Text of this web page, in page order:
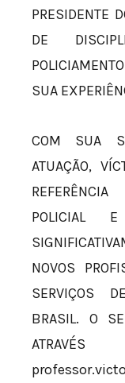
PRESIDENTE
DE
SUA
COM SUA
ATUAÇÃO,
POLICIAL E
NOVOS
SERVIÇOS
BRASIL. O